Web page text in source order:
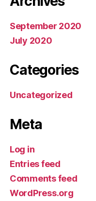
September 2020
July 2020
Categories
Uncategorized
Meta
Log in
Entries feed
Comments feed
WordPress.org